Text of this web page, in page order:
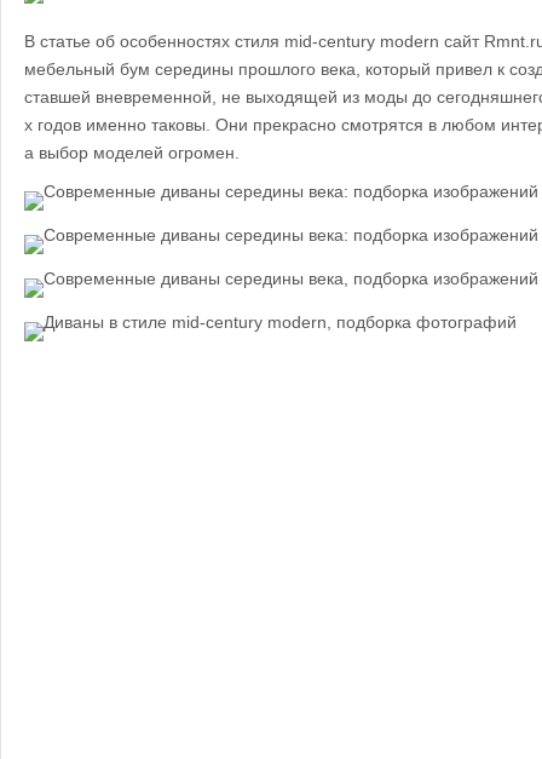
В статье об особенностях стиля mid-century modern сайт
мебельный бум середины прошлого века, который привел к
ставшей вневременной, не выходящей из моды до
х годов именно таковы. Они прекрасно смотрятся в любом
а выбор моделей огромен.